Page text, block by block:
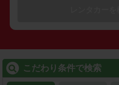
こだわり条件で検索